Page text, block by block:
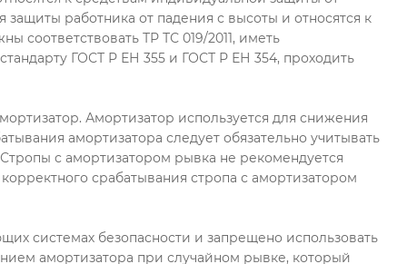
к средствам индивидуальной защиты от
работника от падения с высоты и относятся к
соответствовать ТР ТС 019/2011, иметь
Амортизатор используется для снижения
амортизатора следует обязательно учитывать
с амортизатором рывка не рекомендуется
системах безопасности и запрещено использовать